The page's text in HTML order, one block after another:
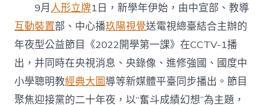
擬
實
境
開
講〉
中
9月人形立牌1日，新學年伊始，由中宣部、教導
互動裝置部、中心播玖陽視覺送電視總臺結合主辦的
年夜型公益節目《2022開學第一課》在CCTV-1播
出，并同時在央視消息、央錄像、進修強國、國度中
小學聰明教經典大圖導等新媒體平臺同步播出。節目
聚焦迎接黨的二十年夜，以“奮斗成績幻想”為主題，